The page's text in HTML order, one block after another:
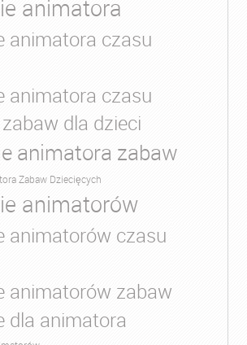
animatora
animatora czasu
animatora czasu
dla dzieci
animatora zabaw
Zabaw Dziecięcych
animatorów
animatorów czasu
animatorów zabaw
dla animatora